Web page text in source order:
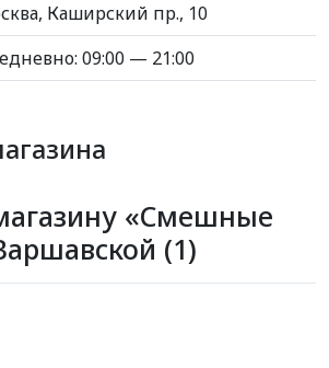
Каширский пр., 10
09:00 — 21:00
«Смешные
(1)